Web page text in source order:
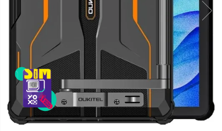
Telefoane mobile Lagenio
Telefoane mobile Samsung
Telefoane mobile iSEN
Telefoane mobile F150
Telefoane mobile HUAWEI
Telefoane mobile iHunt
Telefoane mobile Xiaomi
Telefoane mobile AGM
Telefoane mobile Realme
Telefoane mobile ZTE Nubia